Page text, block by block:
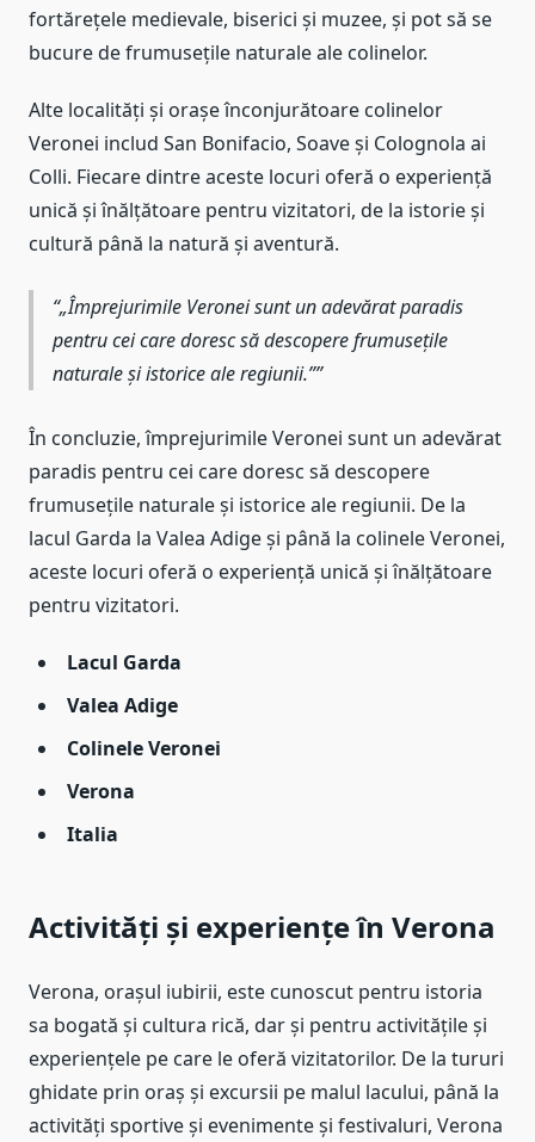
fortărețele medievale, biserici și muzee, și pot să se
bucure de frumusețile naturale ale colinelor.
Alte localități și orașe înconjurătoare colinelor
Veronei includ San Bonifacio, Soave și Colognola ai
Colli. Fiecare dintre aceste locuri oferă o experiență
unică și înălțătoare pentru vizitatori, de la istorie și
cultură până la natură și aventură.
„Împrejurimile Veronei sunt un adevărat paradis
pentru cei care doresc să descopere frumusețile
naturale și istorice ale regiunii.”
În concluzie, împrejurimile Veronei sunt un adevărat
paradis pentru cei care doresc să descopere
frumusețile naturale și istorice ale regiunii. De la
lacul Garda la Valea Adige și până la colinele Veronei,
aceste locuri oferă o experiență unică și înălțătoare
pentru vizitatori.
Lacul Garda
Valea Adige
Colinele Veronei
Verona
Italia
Activități și experiențe în Verona
Verona, orașul iubirii, este cunoscut pentru istoria
sa bogată și cultura rică, dar și pentru activitățile și
experiențele pe care le oferă vizitatorilor. De la tururi
ghidate prin oraș și excursii pe malul lacului, până la
activități sportive și evenimente și festivaluri, Verona